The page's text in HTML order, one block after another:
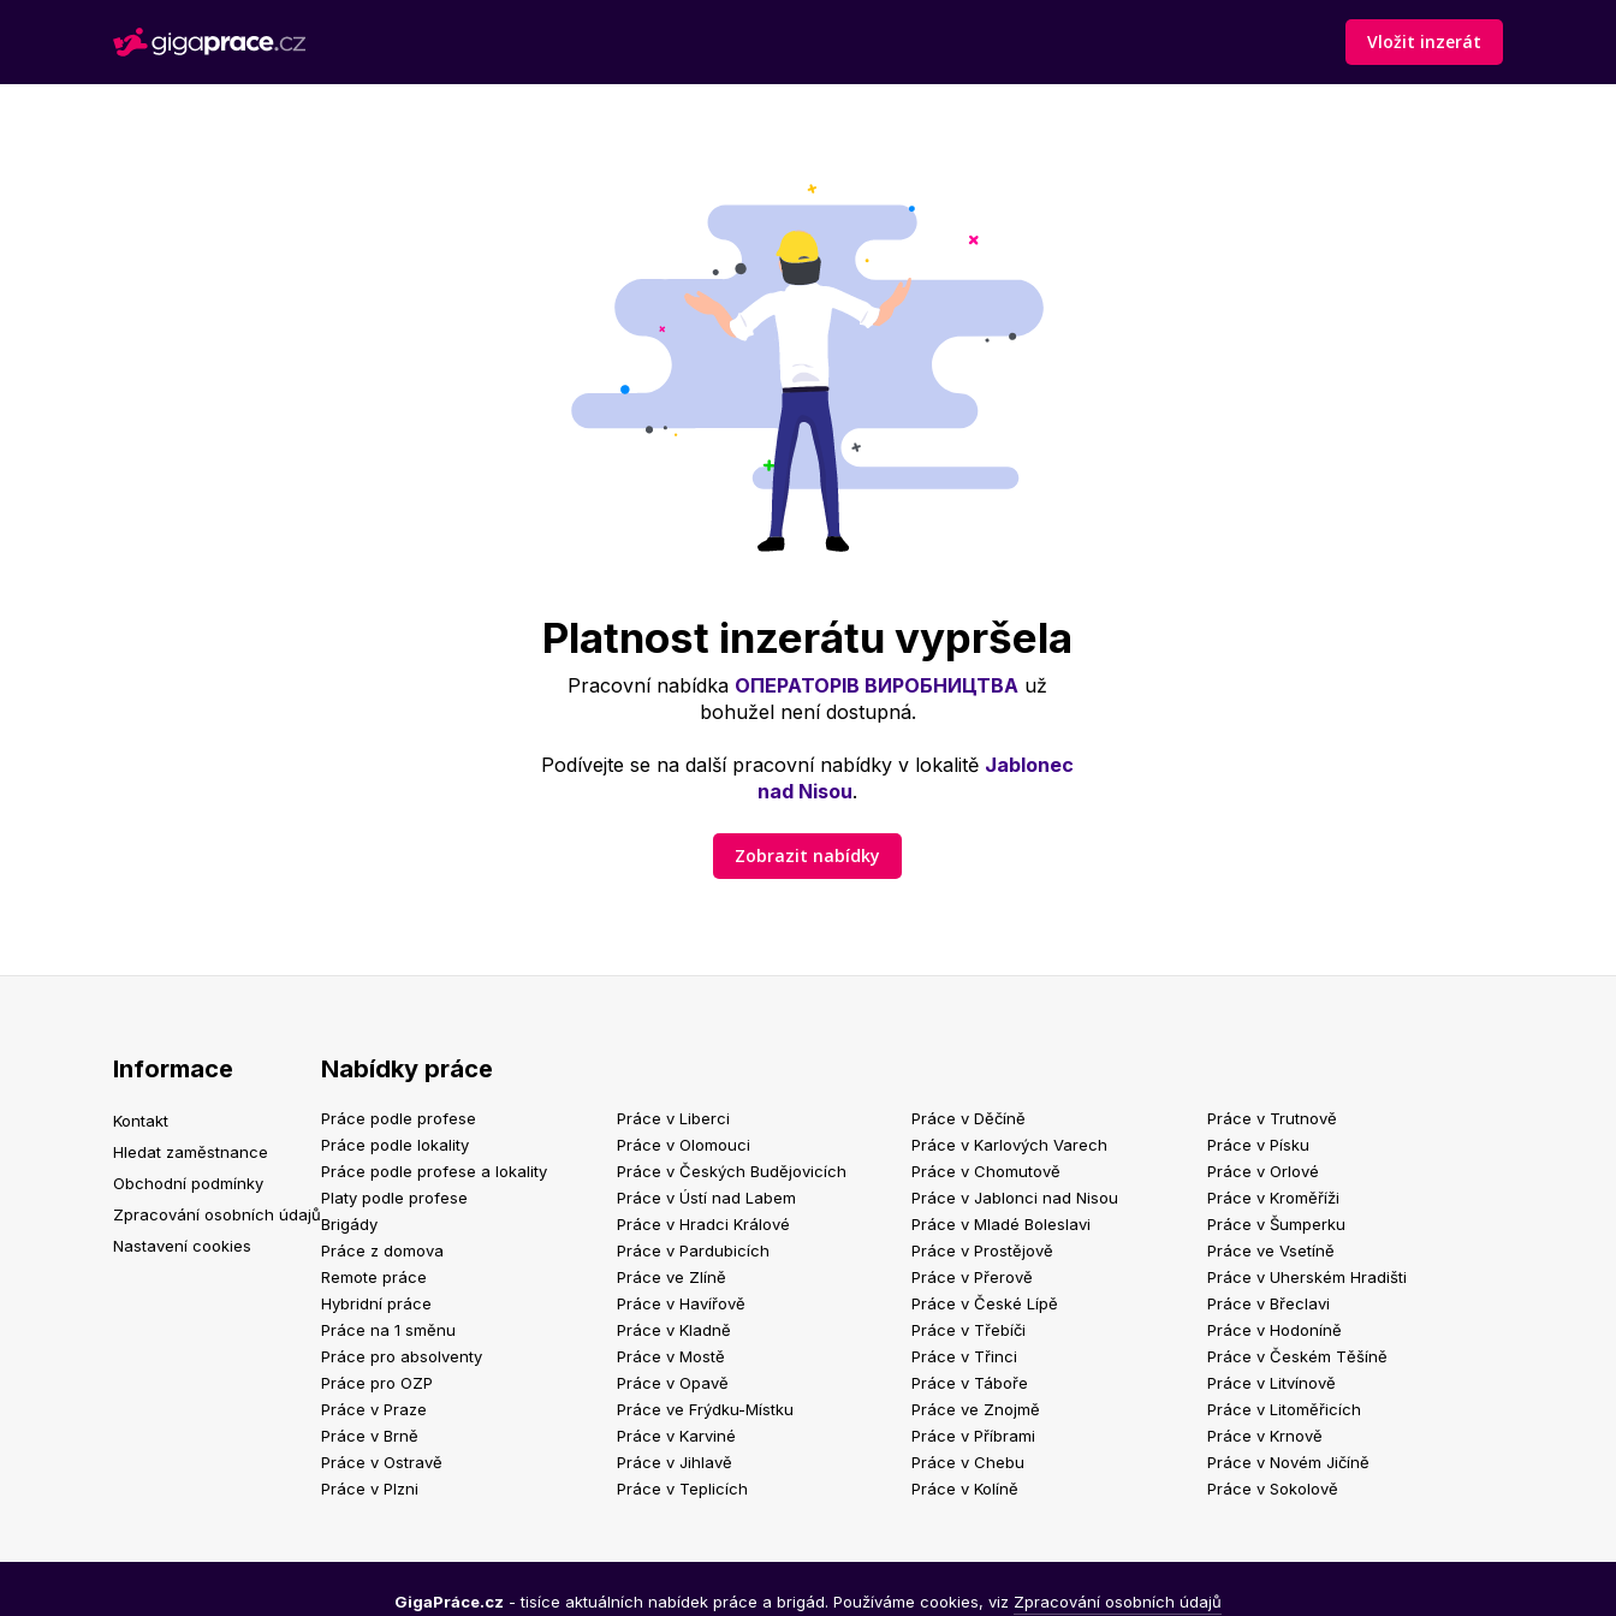
Vložit inzerát
Platnost inzerátu vypršela
Pracovní nabídka ОПЕРАТОРІВ ВИРОБНИЦТВА už
bohužel není dostupná.
Podívejte se na další pracovní nabídky v lokalitě Jablonec
nad Nisou.
Zobrazit nabídky
Informace
Kontakt
Hledat zaměstnance
Obchodní podmínky
Zpracování osobních údajů
Nastavení cookies
Nabídky práce
Práce podle profese
Práce podle lokality
Práce podle profese a lokality
Platy podle profese
Brigády
Práce z domova
Remote práce
Hybridní práce
Práce na 1 směnu
Práce pro absolventy
Práce pro OZP
Práce v Praze
Práce v Brně
Práce v Ostravě
Práce v Plzni
Práce v Liberci
Práce v Olomouci
Práce v Českých Budějovicích
Práce v Ústí nad Labem
Práce v Hradci Králové
Práce v Pardubicích
Práce ve Zlíně
Práce v Havířově
Práce v Kladně
Práce v Mostě
Práce v Opavě
Práce ve Frýdku-Místku
Práce v Karviné
Práce v Jihlavě
Práce v Teplicích
Práce v Děčíně
Práce v Karlových Varech
Práce v Chomutově
Práce v Jablonci nad Nisou
Práce v Mladé Boleslavi
Práce v Prostějově
Práce v Přerově
Práce v České Lípě
Práce v Třebíči
Práce v Třinci
Práce v Táboře
Práce ve Znojmě
Práce v Příbrami
Práce v Chebu
Práce v Kolíně
Práce v Trutnově
Práce v Písku
Práce v Orlové
Práce v Kroměříži
Práce v Šumperku
Práce ve Vsetíně
Práce v Uherském Hradišti
Práce v Břeclavi
Práce v Hodoníně
Práce v Českém Těšíně
Práce v Litvínově
Práce v Litoměřicích
Práce v Krnově
Práce v Novém Jičíně
Práce v Sokolově
GigaPráce.cz - tisíce aktuálních nabídek práce a brigád. Používáme cookies, viz Zpracování osobních údajů